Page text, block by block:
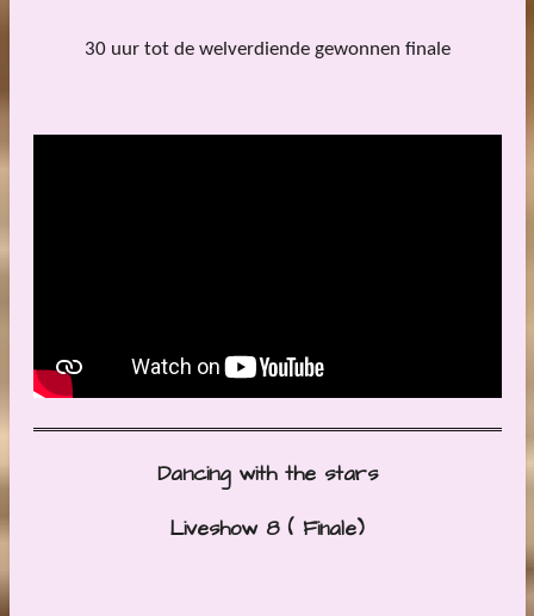
30 uur tot de welverdiende gewonnen finale
Dancing with the stars
Liveshow 8 ( Finale)